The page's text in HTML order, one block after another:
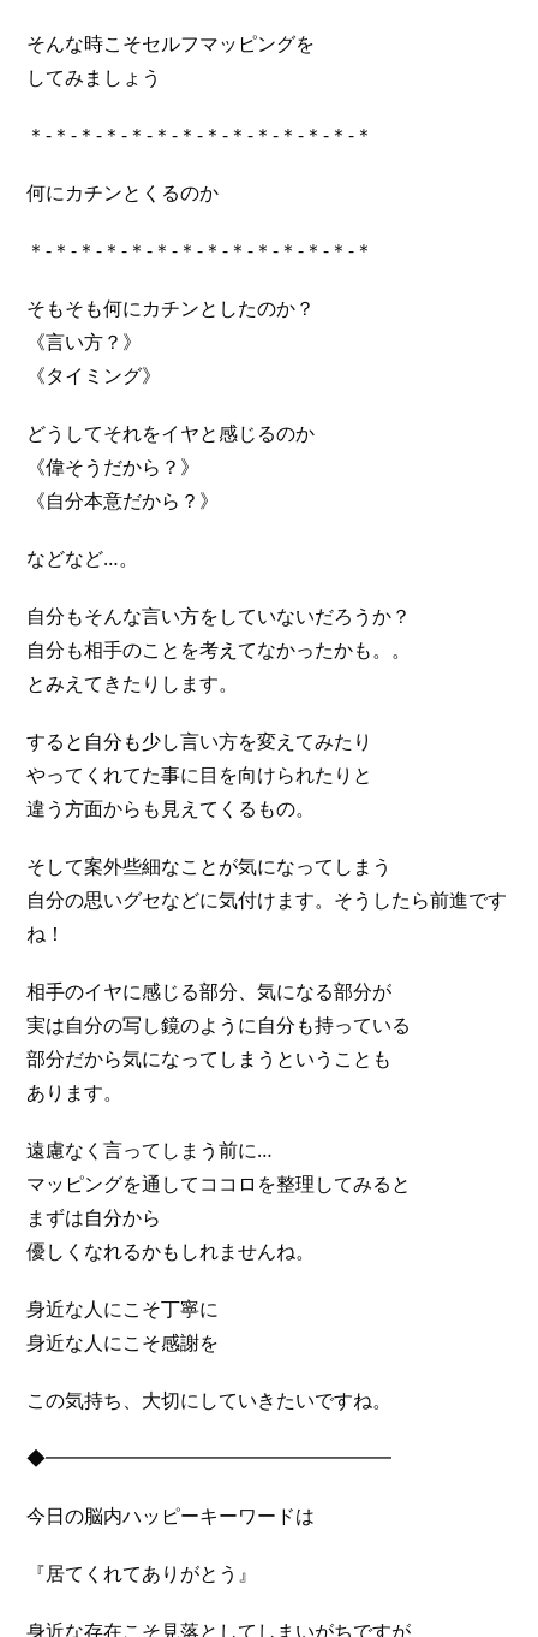
そんな時こそセルフマッピングを
してみましょう
＊-＊-＊-＊-＊-＊-＊-＊-＊-＊-＊-＊-＊-＊
何にカチンとくるのか
＊-＊-＊-＊-＊-＊-＊-＊-＊-＊-＊-＊-＊-＊
そもそも何にカチンとしたのか？
《言い方？》
《タイミング》
どうしてそれをイヤと感じるのか
《偉そうだから？》
《自分本意だから？》
などなど…。
自分もそんな言い方をしていないだろうか？
自分も相手のことを考えてなかったかも。。
とみえてきたりします。
すると自分も少し言い方を変えてみたり
やってくれてた事に目を向けられたりと
違う方面からも見えてくるもの。
そして案外些細なことが気になってしまう
自分の思いグセなどに気付けます。そうしたら前進です
ね！
相手のイヤに感じる部分、気になる部分が
実は自分の写し鏡のように自分も持っている
部分だから気になってしまうということも
あります。
遠慮なく言ってしまう前に…
マッピングを通してココロを整理してみると
まずは自分から
優しくなれるかもしれませんね。
身近な人にこそ丁寧に
身近な人にこそ感謝を
この気持ち、大切にしていきたいですね。
◆━━━━━━━━━━━━━━━━━━
今日の脳内ハッピーキーワードは
『居てくれてありがとう』
身近な存在こそ見落としてしまいがちですが